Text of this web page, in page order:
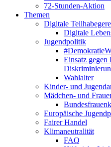
72-Stunden-Aktion
Themen
Digitale
Digitale
Jugendpolitik
Einsatz gegen
Wahlalter
Kinder- und
Mädchen- und
Europäische
Fairer Handel
Klimaneutralität
FAQ